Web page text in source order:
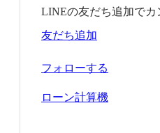
LINEの友だち追加でカ
友だち追加
フォローする
ローン計算機